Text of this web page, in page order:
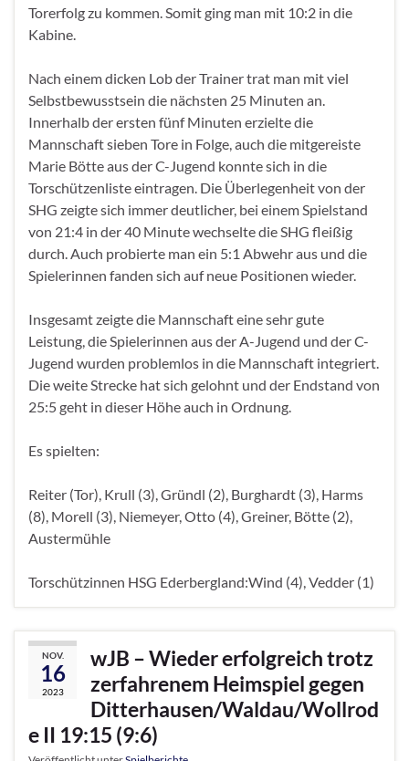
Torerfolg zu kommen. Somit ging man mit 10:2 in die
Kabine.
Nach einem dicken Lob der Trainer trat man mit viel
Selbstbewusstsein die nächsten 25 Minuten an.
Innerhalb der ersten fünf Minuten erzielte die
Mannschaft sieben Tore in Folge, auch die mitgereiste
Marie Bötte aus der C-Jugend konnte sich in die
Torschützenliste eintragen. Die Überlegenheit von der
SHG zeigte sich immer deutlicher, bei einem Spielstand
von 21:4 in der 40 Minute wechselte die SHG fleißig
durch. Auch probierte man ein 5:1 Abwehr aus und die
Spielerinnen fanden sich auf neue Positionen wieder.
Insgesamt zeigte die Mannschaft eine sehr gute
Leistung, die Spielerinnen aus der A-Jugend und der C-
Jugend wurden problemlos in die Mannschaft integriert.
Die weite Strecke hat sich gelohnt und der Endstand von
25:5 geht in dieser Höhe auch in Ordnung.
Es spielten:
Reiter (Tor), Krull (3), Gründl (2), Burghardt (3), Harms
(8), Morell (3), Niemeyer, Otto (4), Greiner, Bötte (2),
Austermühle
Torschützinnen HSG Ederbergland:Wind (4), Vedder (1)
NOV.
16
2023
wJB – Wieder erfolgreich trotz
zerfahrenem Heimspiel gegen
Ditterhausen/Waldau/Wollrod
e II 19:15 (9:6)